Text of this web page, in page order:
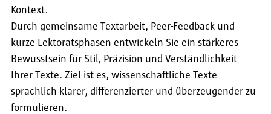
Kontext.
Durch gemeinsame Textarbeit, Peer-Feedback und
kurze Lektoratsphasen entwickeln Sie ein stärkeres
Bewusstsein für Stil, Präzision und Verständlichkeit
Ihrer Texte. Ziel ist es, wissenschaftliche Texte
sprachlich klarer, differenzierter und überzeugender zu
formulieren.